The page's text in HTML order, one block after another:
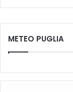
METEO PUGLIA